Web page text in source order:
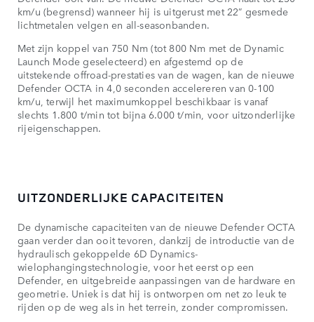
km/u (begrensd) wanneer hij is uitgerust met 22” gesmede
lichtmetalen velgen en all-seasonbanden.
Met zijn koppel van 750 Nm (tot 800 Nm met de Dynamic
Launch Mode geselecteerd) en afgestemd op de
uitstekende offroad-prestaties van de wagen, kan de nieuwe
Defender OCTA in 4,0 seconden accelereren van 0-100
km/u, terwijl het maximumkoppel beschikbaar is vanaf
slechts 1.800 t/min tot bijna 6.000 t/min, voor uitzonderlijke
rijeigenschappen.
UITZONDERLIJKE CAPACITEITEN
De dynamische capaciteiten van de nieuwe Defender OCTA
gaan verder dan ooit tevoren, dankzij de introductie van de
hydraulisch gekoppelde 6D Dynamics-
wielophangingstechnologie, voor het eerst op een
Defender, en uitgebreide aanpassingen van de hardware en
geometrie. Uniek is dat hij is ontworpen om net zo leuk te
rijden op de weg als in het terrein, zonder compromissen.